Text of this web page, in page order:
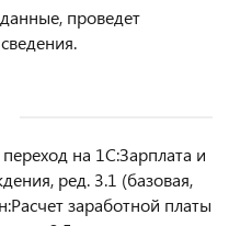
проведет
на 1С:Зарплата и
ред. 3.1 (базовая,
заработной платы